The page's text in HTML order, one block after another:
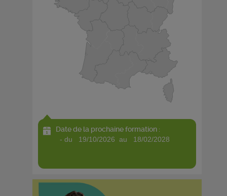
Date de la prochaine formation :
- du 19/10/2026 au 18/02/2028